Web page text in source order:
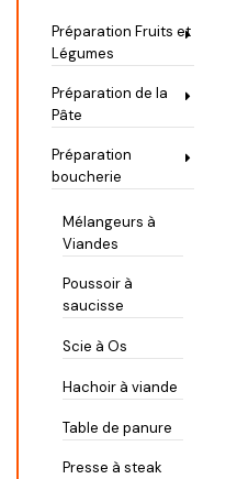
Préparation Fruits et
Légumes
Préparation de la
Pâte
Préparation
boucherie
Mélangeurs à
Viandes
Poussoir à
saucisse
Scie à Os
Hachoir à viande
Table de panure
Presse à steak